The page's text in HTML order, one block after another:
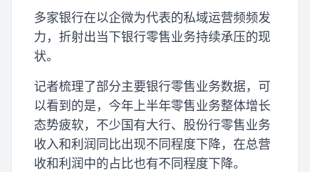
多家银行在以企微为代表的私域运营频频发
力，折射出当下银行零售业务持续承压的现
状。
记者梳理了部分主要银行零售业务数据，可
以看到的是，今年上半年零售业务整体增长
态势疲软，不少国有大行、股份行零售业务
收入和利润同比出现不同程度下降，在总营
收和利润中的占比也有不同程度下降。